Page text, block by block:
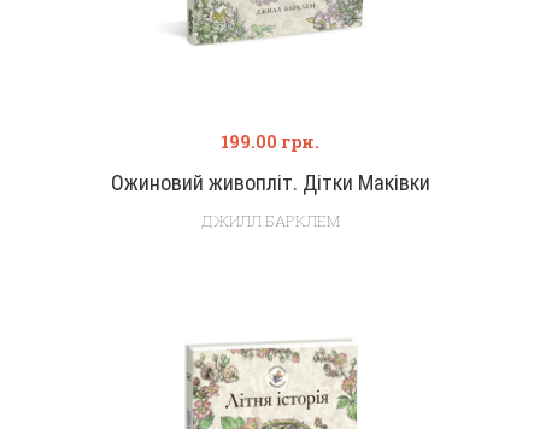
Ожиновий живопліт. Дітки Маківки
199.00 грн.
ДЖИЛЛ БАРКЛЕМ